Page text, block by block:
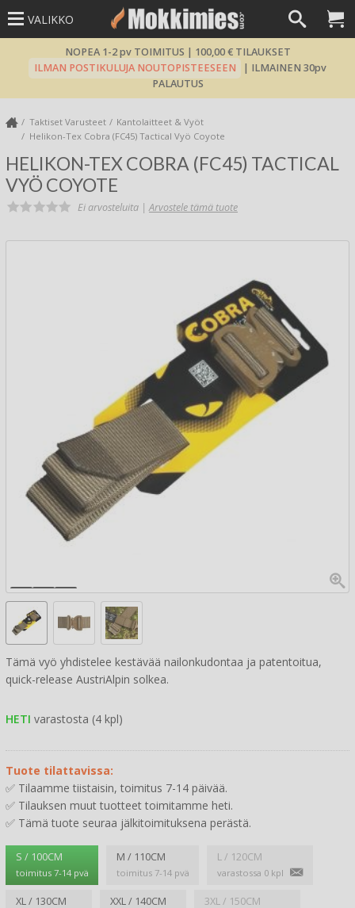
VALIKKO
NOPEA 1-2 pv TOIMITUS | 100,00 € TILAUKSET
ILMAN POSTIKULUJA NOUTOPISTEESEEN
| ILMAINEN 30pv
PALAUTUS
Taktiset Varusteet
Kantolaitteet & Vyöt
Helikon-Tex Cobra (FC45) Tactical Vyö Coyote
HELIKON-TEX COBRA (FC45) TACTICAL
VYÖ COYOTE
Ei arvosteluita |Arvostele tämä tuote
Tämä vyö yhdistelee kestävää nailonkudontaa ja patentoitua,
quick-release AustriAlpin solkea.
HETI varastosta (4 kpl)
Tuote tilattavissa:
✅ Tilaamme tiistaisin, toimitus 7-14 päivää.
✅ Tilauksen muut tuotteet toimitamme heti.
✅ Tämä tuote seuraa jälkitoimituksena perästä.
S / 100CM
toimitus 7-14 pvä
M / 110CM
toimitus 7-14 pvä
L / 120CM
varastossa 0 kpl
XL / 130CM XXL / 140CM 3XL / 150CM